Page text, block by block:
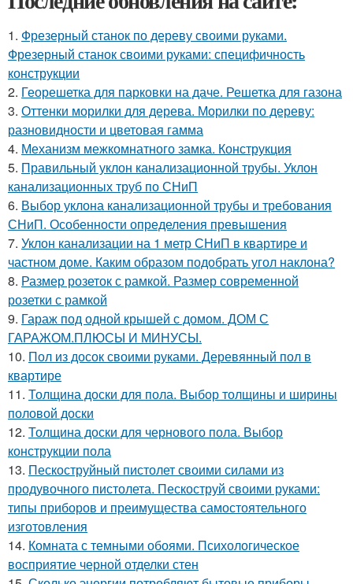
1. Фрезерный станок по дереву своими руками.
Фрезерный станок своими руками: специфичность
конструкции
2. Георешетка для парковки на даче. Решетка для газона
3. Оттенки морилки для дерева. Морилки по дереву:
разновидности и цветовая гамма
4. Механизм межкомнатного замка. Конструкция
5. Правильный уклон канализационной трубы. Уклон
канализационных труб по СНиП
6. Выбор уклона канализационной трубы и требования
СНиП. Особенности определения превышения
7. Уклон канализации на 1 метр СНиП в квартире и
частном доме. Каким образом подобрать угол наклона?
8. Размер розеток с рамкой. Размер современной
розетки с рамкой
9. Гараж под одной крышей с домом. ДОМ С
ГАРАЖОМ.ПЛЮСЫ И МИНУСЫ.
10. Пол из досок своими руками. Деревянный пол в
квартире
11. Толщина доски для пола. Выбор толщины и ширины
половой доски
12. Толщина доски для чернового пола. Выбор
конструкции пола
13. Пескоструйный пистолет своими силами из
продувочного пистолета. Пескоструй своими руками:
типы приборов и преимущества самостоятельного
изготовления
14. Комната с темными обоями. Психологическое
восприятие черной отделки стен